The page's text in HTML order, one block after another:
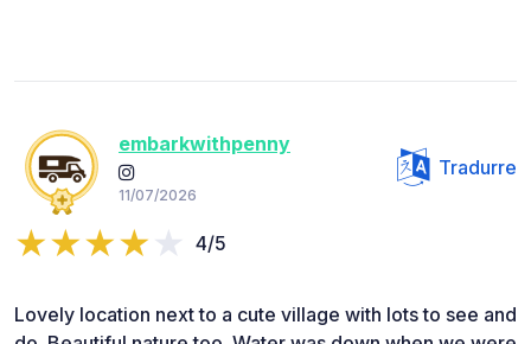
embarkwithpenny
11/07/2026
Tradurre
4/5
Lovely location next to a cute village with lots to see and